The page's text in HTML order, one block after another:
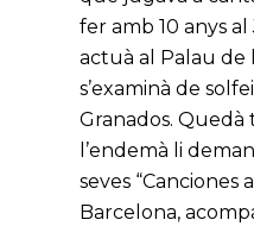
fer amb 10 anys
actuà al Palau de
s’examinà de
Granados.
l’endemà li
seves “Canciones
Barcelona,